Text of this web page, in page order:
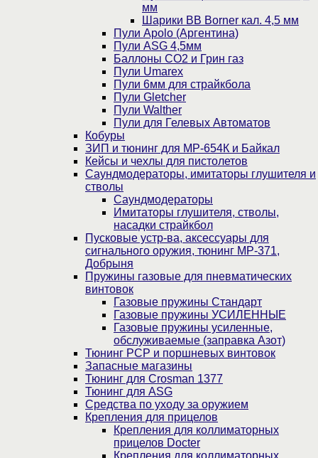
мм
Шарики BB Borner кал. 4,5 мм
Пули Apolo (Аргентина)
Пули ASG 4,5мм
Баллоны CO2 и Грин газ
Пули Umarex
Пули 6мм для страйкбола
Пули Gletcher
Пули Walther
Пули для Гелевых Автоматов
Кобуры
ЗИП и тюнинг для МР-654К и Байкал
Кейсы и чехлы для пистолетов
Саундмодераторы, имитаторы глушителя и
стволы
Саундмодераторы
Имитаторы глушителя, стволы,
насадки страйкбол
Пусковые устр-ва, аксессуары для
сигнального оружия, тюнинг МР-371,
Добрыня
Пружины газовые для пневматических
винтовок
Газовые пружины Стандарт
Газовые пружины УСИЛЕННЫЕ
Газовые пружины усиленные,
обслуживаемые (заправка Азот)
Тюнинг PCP и поршневых винтовок
Запасные магазины
Тюнинг для Crosman 1377
Тюнинг для ASG
Средства по уходу за оружием
Крепления для прицелов
Крепления для коллиматорных
прицелов Docter